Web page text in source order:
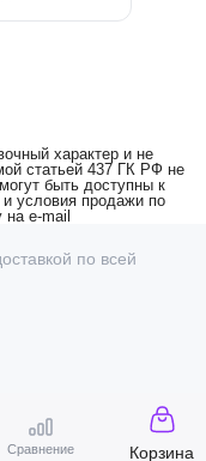
характер и не
статьей 437 ГК РФ не
быть доступны к
и условия продажи по
e-mail
по всей
Сравнение Корзина